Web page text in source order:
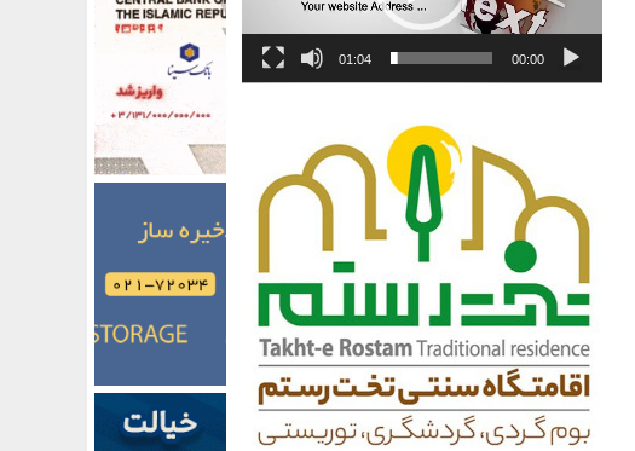
00:00
01:04